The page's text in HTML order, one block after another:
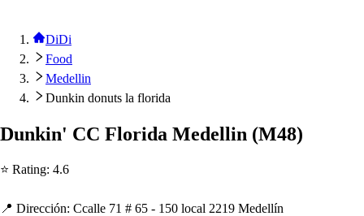
DiDi
Food
Medellin
Dunkin donuts la florida
Dunkin' CC Florida Medellin (M48)
⭐ Rating: 4.6
📍 Dirección: Ccalle 71 # 65 - 150 local 2219 Medellín